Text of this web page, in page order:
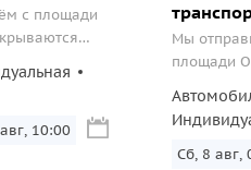
с площади
завода...
10:00
Мы
площади
Здесь вы
Сб, 8 авг,